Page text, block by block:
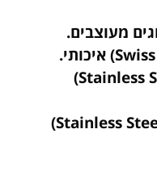
מעוצבים.
חוליות פלדה אל-חלד (Stainless Steel)